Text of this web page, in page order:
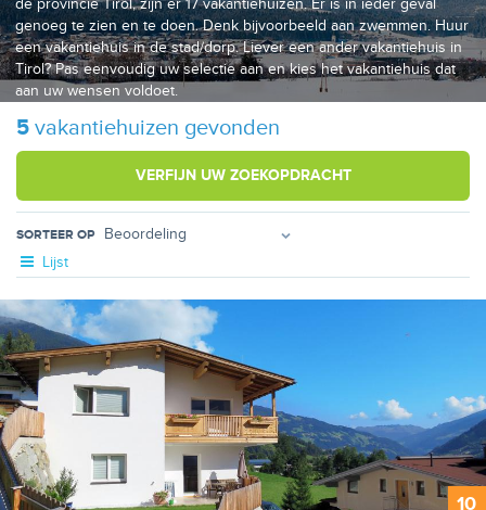
genoeg te zien en te doen. Denk bijvoorbeeld aan zwemmen. Huur
een vakantiehuis in de stad/dorp. Liever een ander vakantiehuis in
Tirol? Pas eenvoudig uw selectie aan en kies het vakantiehuis dat
aan uw wensen voldoet.
5 vakantiehuizen gevonden
VERFIJN UW ZOEKOPDRACHT
SORTEER OP
Lijst
10